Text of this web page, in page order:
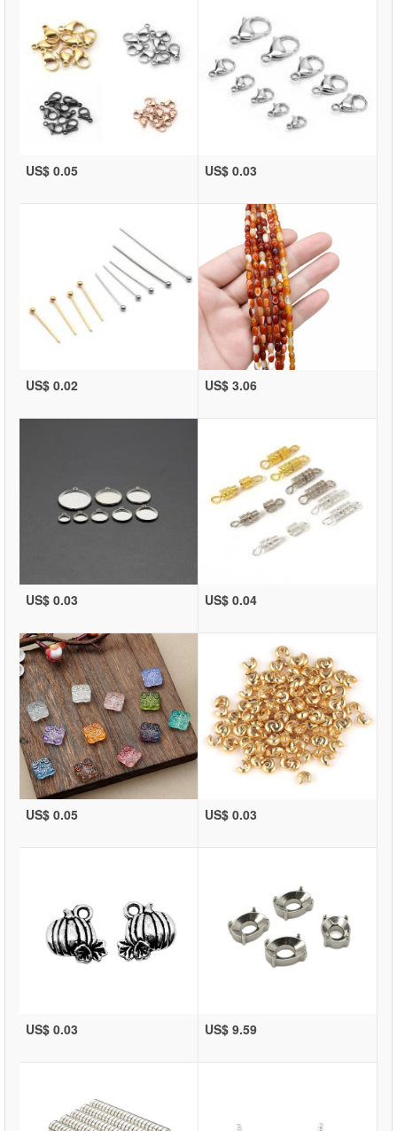
US$ 0.05 US$ 0.03
US$ 0.02 US$ 3.06
US$ 0.03 US$ 0.04
US$ 0.05 US$ 0.03
US$ 0.03 US$ 9.59